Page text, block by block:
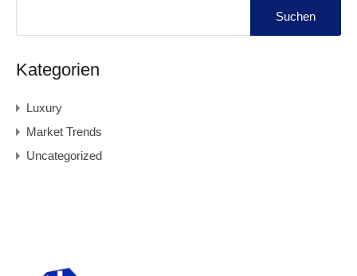
nach:
Kategorien
Luxury
Market Trends
Uncategorized